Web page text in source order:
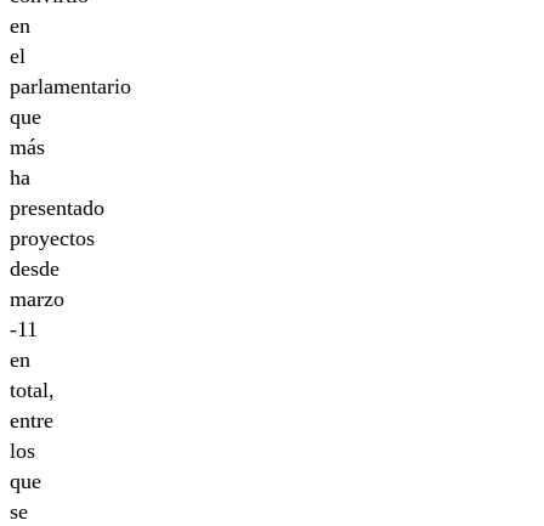
en
el
parlamentario
que
más
ha
presentado
proyectos
desde
marzo
-11
en
total,
entre
los
que
se